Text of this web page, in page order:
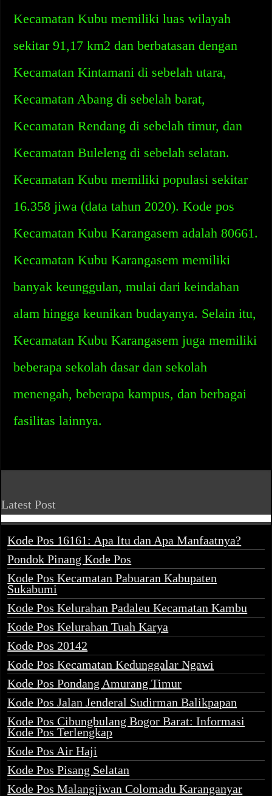
Kecamatan Kubu memiliki luas wilayah
sekitar 91,17 km2 dan berbatasan dengan
Kecamatan Kintamani di sebelah utara,
Kecamatan Abang di sebelah barat,
Kecamatan Rendang di sebelah timur, dan
Kecamatan Buleleng di sebelah selatan.
Kecamatan Kubu memiliki populasi sekitar
16.358 jiwa (data tahun 2020). Kode pos
Kecamatan Kubu Karangasem adalah 80661.
Kecamatan Kubu Karangasem memiliki
banyak keunggulan, mulai dari keindahan
alam hingga keunikan budayanya. Selain itu,
Kecamatan Kubu Karangasem juga memiliki
beberapa sekolah dasar dan sekolah
menengah, beberapa kampus, dan berbagai
fasilitas lainnya.
Latest Post
Kode Pos 16161: Apa Itu dan Apa Manfaatnya?
Pondok Pinang Kode Pos
Kode Pos Kecamatan Pabuaran Kabupaten
Sukabumi
Kode Pos Kelurahan Padaleu Kecamatan Kambu
Kode Pos Kelurahan Tuah Karya
Kode Pos 20142
Kode Pos Kecamatan Kedunggalar Ngawi
Kode Pos Pondang Amurang Timur
Kode Pos Jalan Jenderal Sudirman Balikpapan
Kode Pos Cibungbulang Bogor Barat: Informasi
Kode Pos Terlengkap
Kode Pos Air Haji
Kode Pos Pisang Selatan
Kode Pos Malangjiwan Colomadu Karanganyar